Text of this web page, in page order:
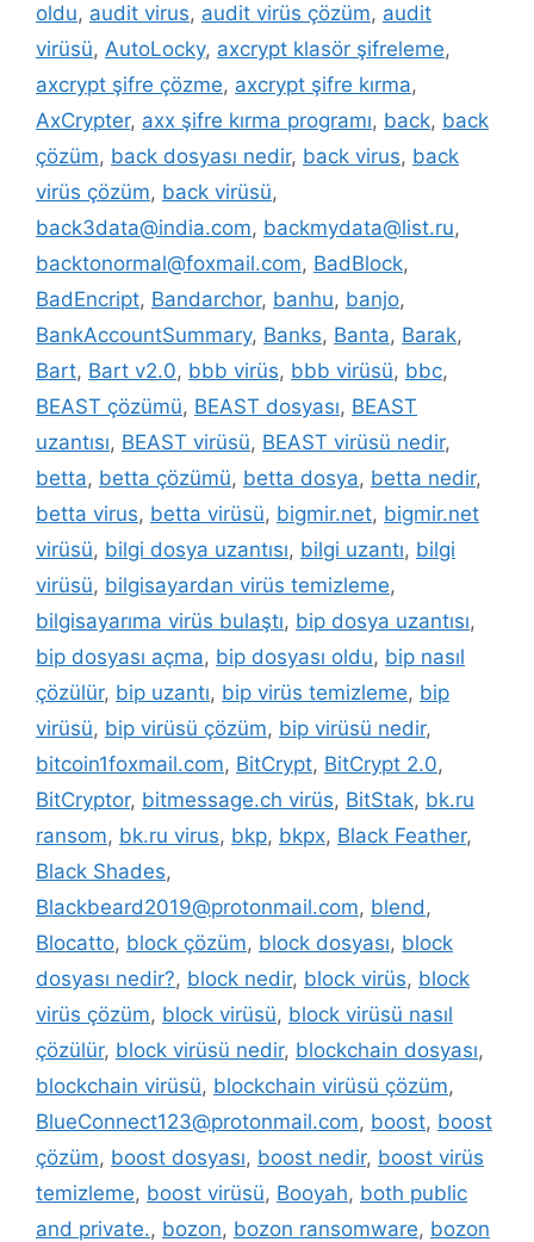
oldu, audit virus, audit virüs çözüm, audit
virüsü, AutoLocky, axcrypt klasör şifreleme,
axcrypt şifre çözme, axcrypt şifre kırma,
AxCrypter, axx şifre kırma programı, back, back
çözüm, back dosyası nedir, back virus, back
virüs çözüm, back virüsü,
back3data@india.com, backmydata@list.ru,
backtonormal@foxmail.com, BadBlock,
BadEncript, Bandarchor, banhu, banjo,
BankAccountSummary, Banks, Banta, Barak,
Bart, Bart v2.0, bbb virüs, bbb virüsü, bbc,
BEAST çözümü, BEAST dosyası, BEAST
uzantısı, BEAST virüsü, BEAST virüsü nedir,
betta, betta çözümü, betta dosya, betta nedir,
betta virus, betta virüsü, bigmir.net, bigmir.net
virüsü, bilgi dosya uzantısı, bilgi uzantı, bilgi
virüsü, bilgisayardan virüs temizleme,
bilgisayarıma virüs bulaştı, bip dosya uzantısı,
bip dosyası açma, bip dosyası oldu, bip nasıl
çözülür, bip uzantı, bip virüs temizleme, bip
virüsü, bip virüsü çözüm, bip virüsü nedir,
bitcoin1foxmail.com, BitCrypt, BitCrypt 2.0,
BitCryptor, bitmessage.ch virüs, BitStak, bk.ru
ransom, bk.ru virus, bkp, bkpx, Black Feather,
Black Shades,
Blackbeard2019@protonmail.com, blend,
Blocatto, block çözüm, block dosyası, block
dosyası nedir?, block nedir, block virüs, block
virüs çözüm, block virüsü, block virüsü nasıl
çözülür, block virüsü nedir, blockchain dosyası,
blockchain virüsü, blockchain virüsü çözüm,
BlueConnect123@protonmail.com, boost, boost
çözüm, boost dosyası, boost nedir, boost virüs
temizleme, boost virüsü, Booyah, both public
and private., bozon, bozon ransomware, bozon